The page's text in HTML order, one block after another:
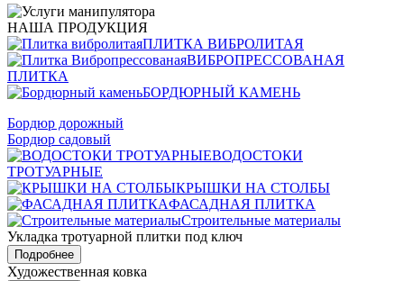
НАША ПРОДУКЦИЯ
ПЛИТКА ВИБРОЛИТАЯ
ВИБРОПРЕССОВАНАЯ
ПЛИТКА
БОРДЮРНЫЙ КАМЕНЬ
Бордюр дорожный
Бордюр садовый
ВОДОСТОКИ
ТРОТУАРНЫЕ
КРЫШКИ НА СТОЛБЫ
ФАСАДНАЯ ПЛИТКА
Строительные материалы
Укладка тротуарной плитки под ключ
Подробнее
Художественная ковка